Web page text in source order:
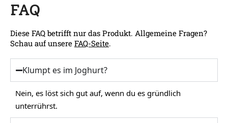
FAQ
Diese FAQ betrifft nur das Produkt. Allgemeine Fragen?
Schau auf unsere FAQ-Seite.
Klumpt es im Joghurt?
Nein, es löst sich gut auf, wenn du es gründlich
unterrührst.